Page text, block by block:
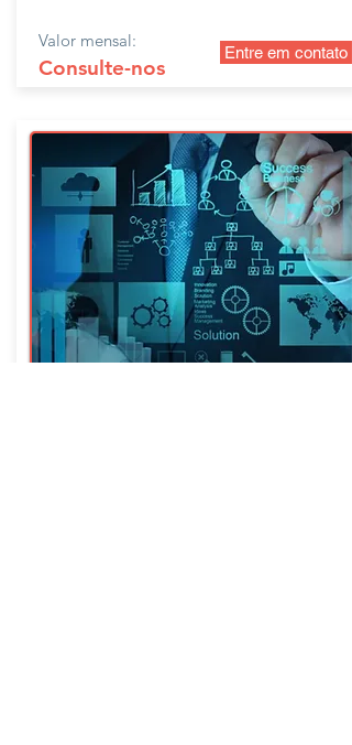
Valor mensal:
Consulte-nos
Entre em contato